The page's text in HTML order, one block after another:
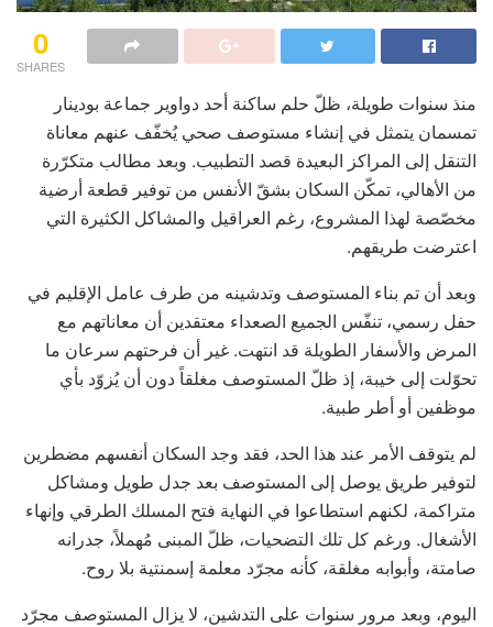
0
SHARES
منذ سنوات طويلة، ظلّ حلم ساكنة أحد دواوير جماعة بودينار
تمسمان يتمثل في إنشاء مستوصف صحي يُخفّف عنهم معاناة
التنقل إلى المراكز البعيدة قصد التطبيب. وبعد مطالب متكرّرة
من الأهالي، تمكّن السكان بشقّ الأنفس من توفير قطعة أرضية
مخصّصة لهذا المشروع، رغم العراقيل والمشاكل الكثيرة التي
اعترضت طريقهم.
وبعد أن تم بناء المستوصف وتدشينه من طرف عامل الإقليم في
حفل رسمي، تنفّس الجميع الصعداء معتقدين أن معاناتهم مع
المرض والأسفار الطويلة قد انتهت. غير أن فرحتهم سرعان ما
تحوّلت إلى خيبة، إذ ظلّ المستوصف مغلقاً دون أن يُزوّد بأي
موظفين أو أطر طبية.
لم يتوقف الأمر عند هذا الحد، فقد وجد السكان أنفسهم مضطرين
لتوفير طريق يوصل إلى المستوصف بعد جدل طويل ومشاكل
متراكمة، لكنهم استطاعوا في النهاية فتح المسلك الطرقي وإنهاء
الأشغال. ورغم كل تلك التضحيات، ظلّ المبنى مُهملاً، جدرانه
صامتة، وأبوابه مغلقة، كأنه مجرّد معلمة إسمنتية بلا روح.
اليوم، وبعد مرور سنوات على التدشين، لا يزال المستوصف مجرّد